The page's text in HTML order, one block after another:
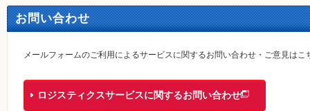
お問い合わせ
メールフォームのご利用によるサービスに関するお問い合わせ・ご意見はこ
ロジスティクスサービスに関するお問い合わせ